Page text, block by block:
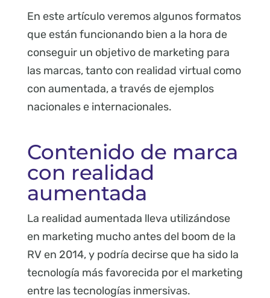
En este artículo veremos algunos formatos
que están funcionando bien a la hora de
conseguir un objetivo de marketing para
las marcas, tanto con realidad virtual como
con aumentada, a través de ejemplos
nacionales e internacionales.
Contenido de marca
con realidad
aumentada
La realidad aumentada lleva utilizándose
en marketing mucho antes del boom de la
RV en 2014, y podría decirse que ha sido la
tecnología más favorecida por el marketing
entre las tecnologías inmersivas.